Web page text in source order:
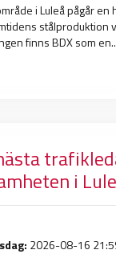
i Luleå pågår en
stålproduktion
finns BDX som
i
2026-08-16